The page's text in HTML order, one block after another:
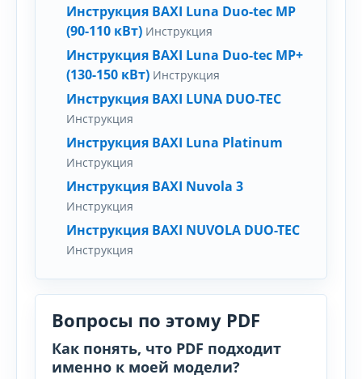
Инструкция BAXI Luna Duo-tec MP
(90-110 кВт) Инструкция
Инструкция BAXI Luna Duo-tec MP+
(130-150 кВт) Инструкция
Инструкция BAXI LUNA DUO-TEC
Инструкция
Инструкция BAXI Luna Platinum
Инструкция
Инструкция BAXI Nuvola 3
Инструкция
Инструкция BAXI NUVOLA DUO-TEC
Инструкция
Вопросы по этому PDF
Как понять, что PDF подходит
именно к моей модели?